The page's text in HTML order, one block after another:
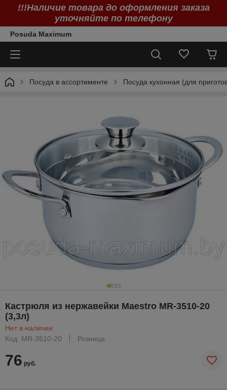
!!!Наличие товара до оформления заказа
уточняйте по телефону
Posuda Maximum
Посуда в ассортименте Посуда кухонная (для
Кастрюля из нержавейки Maestro MR-3510-20
(3,3л)
Нет в наличии
Код: MR-3510-20
Розница
76 руб.